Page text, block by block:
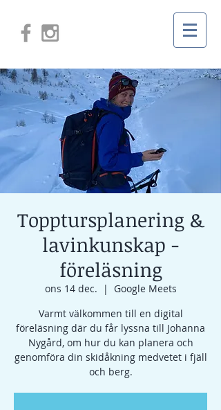
Topptursplanering &
lavinkunskap -
föreläsning
ons 14 dec.
  |
Google Meets
Varmt välkommen till en digital
föreläsning där du får lyssna till Johanna
Nygård, om hur du kan planera och
genomföra din skidåkning medvetet i fjäll
och berg.